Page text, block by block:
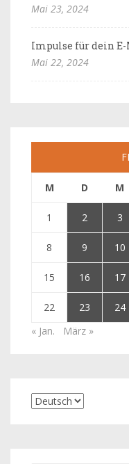
Mai 23, 2024
Impulse für dein
Mai 22, 2024
M D M
1 2 3
8 9 10
15 16 17
22 23 24
« Jan.
März »